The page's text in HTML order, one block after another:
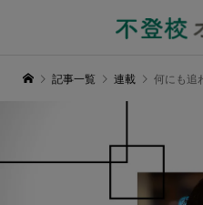
記事一覧 連載 何にも追わ